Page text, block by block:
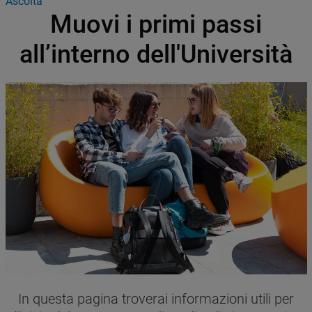
Muovi i primi passi
all’interno dell'Università
Immagine
Immagine
Testo
In questa pagina troverai informazioni utili per